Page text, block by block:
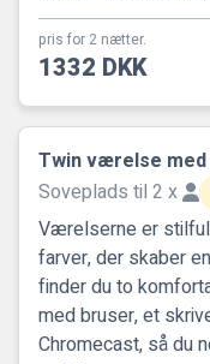
pris for 2 nætter.
1332 DKK
Twin værelse
Soveplads til 2 x
Værelserne er
farver, der skaber
finder du to
med bruser, et
Chromecast, så du